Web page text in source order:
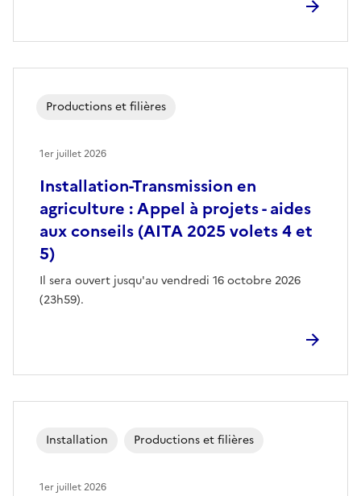
Installation-Transmission en
agriculture : Appel à projets - aides
aux conseils (AITA 2025 volets 4 et
5)
Il sera ouvert jusqu'au vendredi 16 octobre 2026
(23h59).
Productions et filières
1er juillet 2026
Installation Productions et filières
1er juillet 2026